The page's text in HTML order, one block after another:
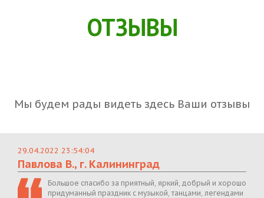
ОТЗЫВЫ
Мы будем рады видеть здесь Ваши отзывы
29.04.2022 23:54:04
Павлова В., г. Калининград
Большое спасибо за приятный, яркий, добрый и хорошо
придуманный праздник с музыкой, танцами, легендами